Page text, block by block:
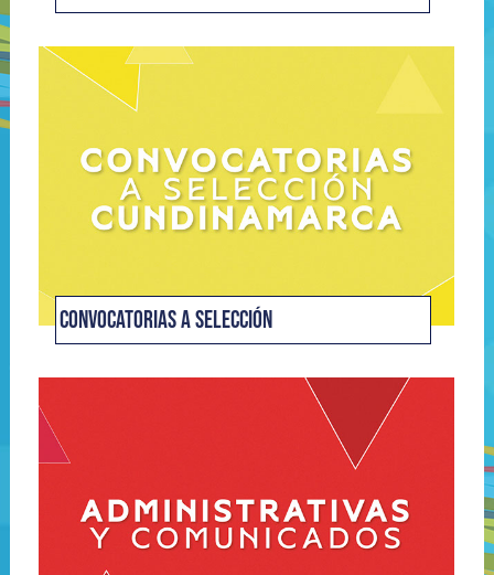
CONVOCATORIAS A SELECCIÓN